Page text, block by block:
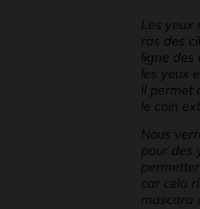
Les yeux
ras des
ligne des
les yeux
il permet
le coin
Nous
pour des
car cela
mascara